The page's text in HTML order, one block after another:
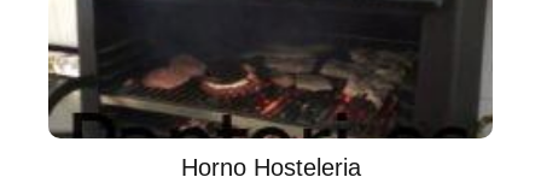
Horno Hosteleria